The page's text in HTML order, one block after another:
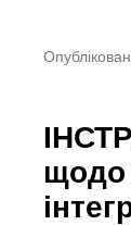
щодо